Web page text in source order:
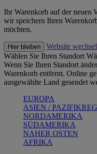
Ihr Warenkorb auf der neuen
wir speichern Ihren
möchten.
Hier bleiben
Website
Wählen Sie Ihren Standort
Wenn Sie Ihren Standort
Warenkorb entfernt. Online
ausgewählte Land gesendet
EUROPA
ASIEN /
NORDAMERIKA
SÜDAMERIKA
NAHER OSTEN
AFRIKA